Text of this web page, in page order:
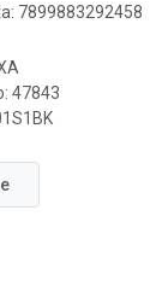
7899883292458
47843